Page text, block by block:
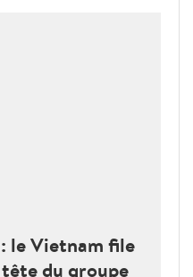
le Vietnam file
du groupe